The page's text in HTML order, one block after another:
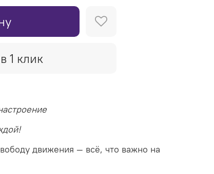
1 клик
движения — всё, что важно на